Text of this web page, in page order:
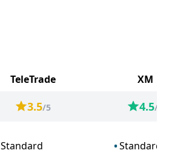
TeleTrade
XM
3.5/5 4.5/5
Standard
Standard